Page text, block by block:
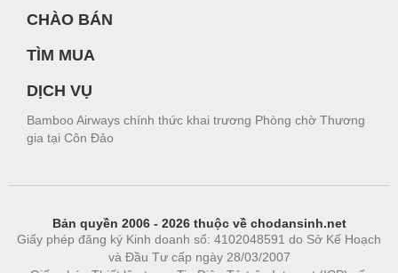
CHÀO BÁN
TÌM MUA
DỊCH VỤ
Bamboo Airways chính thức khai trương Phòng chờ Thương
gia tại Côn Đảo
Bản quyền 2006 - 2026 thuộc về chodansinh.net
Giấy phép đăng ký Kinh doanh số: 4102048591 do Sở Kế Hoạch
và Đầu Tư cấp ngày 28/03/2007